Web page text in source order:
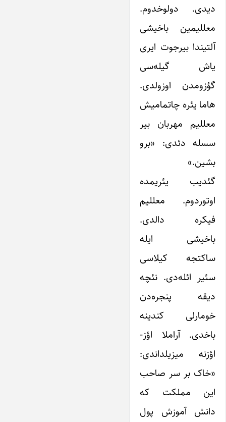
دیدی. دولوخدوم.
معللیمین باخیشی
آلتیندا بیرجوت ایری
یاش گیله‌سی
گؤزومدن اوزولدی.
هاما یئره چاتمامیش
معللیم مهربان بیر
سسله دئدی: «برو
بشین.»
گئدیب یئریمده
اوتوردوم. معللیم
فیکره دالدی.
باخیشی ایله
ساکتجه کیلاسی
سئیر ائله‌دی. نئچه
دیقه پنجره‌دن
خومارلی کندینه
باخدی. آراملا اؤز-
اؤزنه میزیلداندی:
«خاک بر سر صاحب
این مملکت که
دانش آموزش پول